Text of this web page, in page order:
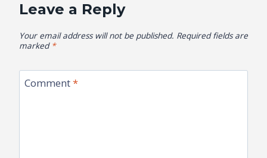
Leave a Reply
Your email address will not be published. Required fields are
marked *
Comment*